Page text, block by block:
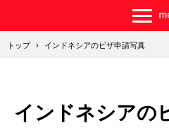
トップ › インドネシアのビザ申請写真
インドネシアの